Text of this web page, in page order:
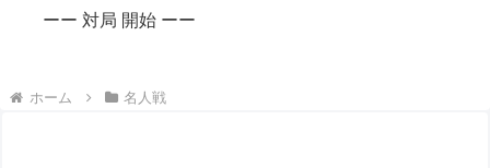
ーー 対局 開始 ーー
ホーム 名人戦